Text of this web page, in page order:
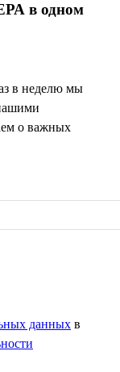
в одном
в неделю мы
о важных
данных в